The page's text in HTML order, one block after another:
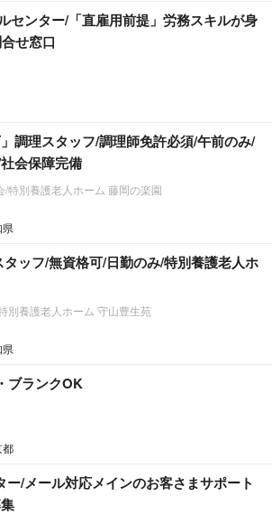
センター/「直雇用前提」労務スキルが身
せ窓口
」調理スタッフ/調理師免許必須/午前のみ/
会保障完備
特別養護老人ホーム 藤岡の楽園
タッフ/無資格可/日勤のみ/特別養護老人ホ
別養護老人ホーム 守山豊生苑
ブランクOK
都
ー/メール対応メインのお客さまサポート